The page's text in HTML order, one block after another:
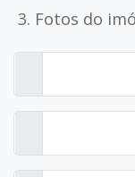
3. Fotos do